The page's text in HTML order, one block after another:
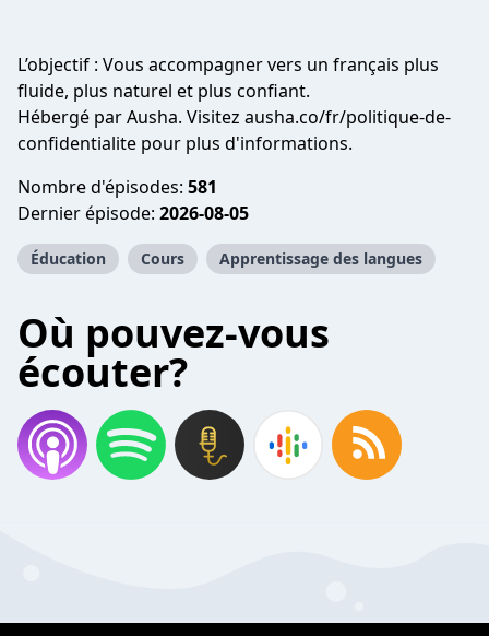
L’objectif : Vous accompagner vers un français plus
fluide, plus naturel et plus confiant.
Hébergé par Ausha. Visitez ausha.co/fr/politique-de-
confidentialite pour plus d'informations.
Nombre d'épisodes: 581
Dernier épisode: 2026-08-05
Éducation Cours Apprentissage des langues
Où pouvez-vous
écouter?